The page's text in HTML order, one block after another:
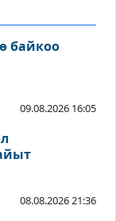
байкоо
09.08.2026 16:05
08.08.2026 21:36